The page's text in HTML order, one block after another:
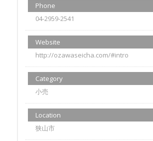
Phone
04-2959-2541
Website
http://ozawaseicha.com/#intro
Category
小売
Location
狭山市